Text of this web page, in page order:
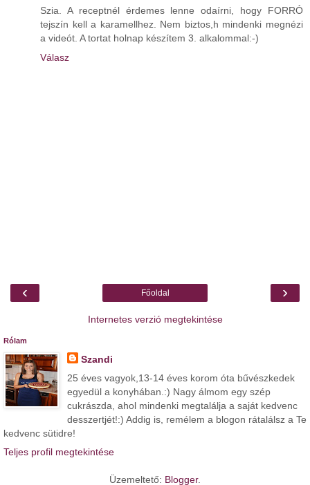
Szia. A receptnél érdemes lenne odaírni, hogy FORRÓ
tejszín kell a karamellhez. Nem biztos,h mindenki megnézi
a videót. A tortat holnap készítem 3. alkalommal:-)
Válasz
‹ ›
Főoldal
Internetes verzió megtekintése
Rólam
Szandi
25 éves vagyok,13-14 éves korom óta bűvészkedek
egyedül a konyhában.:) Nagy álmom egy szép
cukrászda, ahol mindenki megtalálja a saját kedvenc
desszertjét!:) Addig is, remélem a blogon rátalálsz a Te
kedvenc sütidre!
Teljes profil megtekintése
Üzemeltető: Blogger.